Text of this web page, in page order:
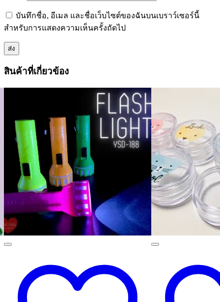
บันทึกชื่อ, อีเมล และชื่อเว็บไซต์ของฉันบนเบราว์เซอร์นี้
สำหรับการแสดงความเห็นครั้งถัดไป
สินค้าที่เกี่ยวข้อง